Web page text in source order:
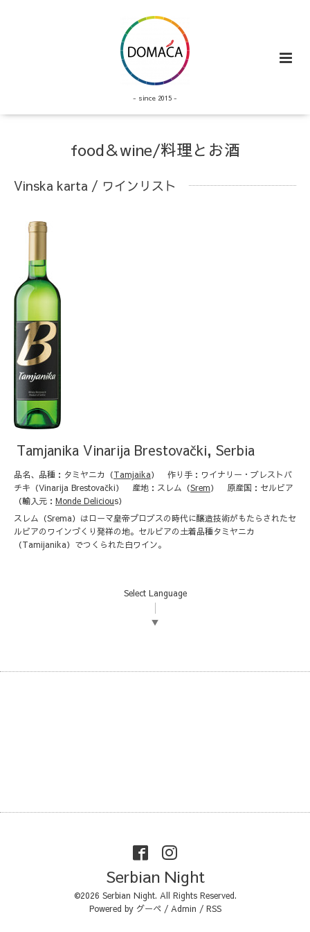
- since 2015 -
food＆wine/料理とお酒
Vinska karta / ワインリスト
Tamjanika Vinarija Brestovački, Serbia
品名、品種：タミヤニカ（Tamjaika）
作り手：ワイナリー・ブレストバ
チキ（Vinarija Brestovački） 産地：スレム（Srem）
原産国：セルビア
（輸入元： Monde Delicious）
スレム（Srema）はローマ皇帝プロブスの時代に醸造技術がもたらされたセ
ルビアのワインづくり発祥の地。セルビアの土着品種タミヤニカ
（Tamijanika）でつくられた白ワイン。
Select Language
▼
Serbian Night
©2026 Serbian Night. All Rights Reserved.
Powered by グーペ/ Admin / RSS